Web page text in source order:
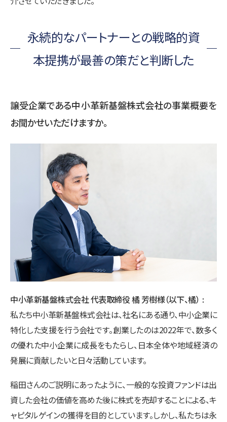
永続的なパートナーとの戦略的資
本提携が最善の策だと判断した
譲受企業である中小革新基盤株式会社の事業概要を
お聞かせいただけますか。
中小革新基盤株式会社 代表取締役 橘 芳樹様（以下、橘）
私たち中小革新基盤株式会社は、社名にある通り、中小企業に
特化した支援を行う会社です。創業したのは2022年で、数多く
の優れた中小企業に成長をもたらし、日本全体や地域経済の
発展に貢献したいと日々活動しています。
稲田さんのご説明にあったように、一般的な投資ファンドは出
資した会社の価値を高めた後に株式を売却することによる、キ
ャピタルゲインの獲得を目的としています。しかし、私たちは永